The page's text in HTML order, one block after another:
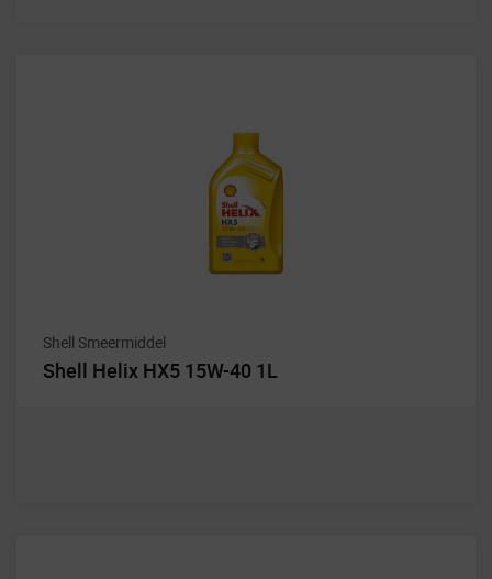
Shell Smeermiddel
Shell Helix HX5 15W-40 1L